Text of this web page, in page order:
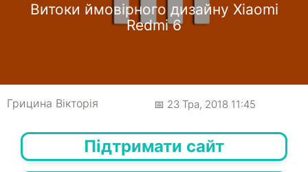
Витоки ймовірного дизайну Xiaomi
Redmi 6
Грицина Вікторія 📅 23 Тра, 2018 11:45
Підтримати сайт